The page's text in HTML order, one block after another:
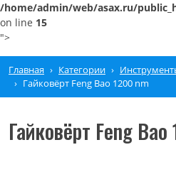
/home/admin/web/asax.ru/
on line 15
">
Главная Категории
Гайковёрт Feng Bao 1200 nm
Гайковёрт Feng